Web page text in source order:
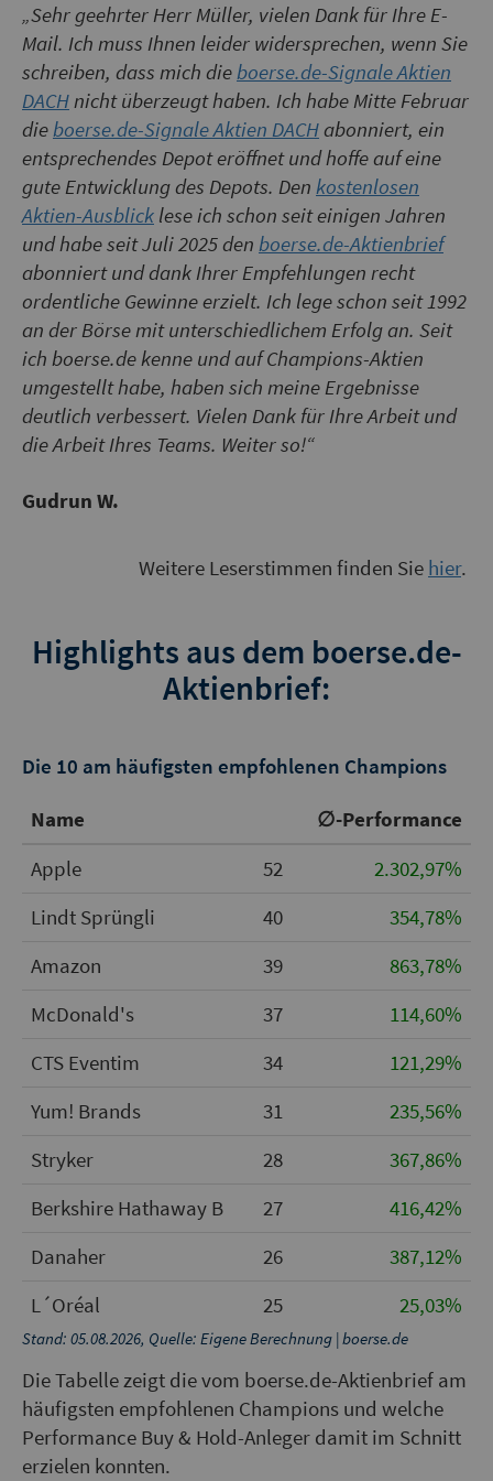
„Sehr geehrter Herr Müller, vielen Dank für Ihre E-
Mail. Ich muss Ihnen leider widersprechen, wenn Sie
schreiben, dass mich dieboerse.de-Signale Aktien
DACHnicht überzeugt haben. Ich habe Mitte Februar
dieboerse.de-Signale Aktien DACHabonniert, ein
entsprechendes Depot eröffnet und hoffe auf eine
gute Entwicklung des Depots. Den kostenlosen
Aktien-Ausblick lese ich schon seit einigen Jahren
und habe seit Juli 2025 den boerse.de-Aktienbrief
abonniert und dank Ihrer Empfehlungen recht
ordentliche Gewinne erzielt. Ich lege schon seit 1992
an der Börse mit unterschiedlichem Erfolg an. Seit
ich boerse.de kenne und auf Champions-Aktien
umgestellt habe, haben sich meine Ergebnisse
deutlich verbessert. Vielen Dank für Ihre Arbeit und
die Arbeit Ihres Teams. Weiter so!“
Gudrun W.
Weitere Leserstimmen finden Sie hier.
Highlights aus dem boerse.de-
Aktienbrief:
Die 10 am häufigsten empfohlenen Champions
Name
∅-Performance
Apple
52
2.302,97%
Lindt Sprüngli
40
354,78%
Amazon
39
863,78%
McDonald's
37
114,60%
CTS Eventim
34
121,29%
Yum! Brands
31
235,56%
Stryker
28
367,86%
Berkshire Hathaway B
27
416,42%
Danaher
26
387,12%
L´Oréal
25 25,03%
Stand: 05.08.2026, Quelle: Eigene Berechnung | boerse.de
Die Tabelle zeigt die vom boerse.de-Aktienbrief am
häufigsten empfohlenen Champions und welche
Performance Buy & Hold-Anleger damit im Schnitt
erzielen konnten.